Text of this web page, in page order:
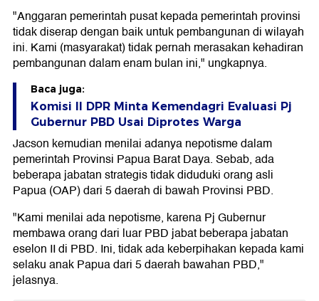
"Anggaran pemerintah pusat kepada pemerintah provinsi
tidak diserap dengan baik untuk pembangunan di wilayah
ini. Kami (masyarakat) tidak pernah merasakan kehadiran
pembangunan dalam enam bulan ini," ungkapnya.
Baca juga:
Komisi II DPR Minta Kemendagri Evaluasi Pj
Gubernur PBD Usai Diprotes Warga
Jacson kemudian menilai adanya nepotisme dalam
pemerintah Provinsi Papua Barat Daya. Sebab, ada
beberapa jabatan strategis tidak diduduki orang asli
Papua (OAP) dari 5 daerah di bawah Provinsi PBD.
"Kami menilai ada nepotisme, karena Pj Gubernur
membawa orang dari luar PBD jabat beberapa jabatan
eselon II di PBD. Ini, tidak ada keberpihakan kepada kami
selaku anak Papua dari 5 daerah bawahan PBD,"
jelasnya.